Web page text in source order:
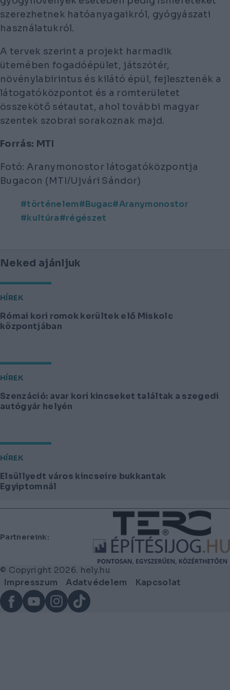
szerezhetnek hatóanyagaikról, gyógyászati
használatukról.
A tervek szerint a projekt harmadik
ütemében fogadóépület, játszótér,
növénylabirintus és kilátó épül, fejlesztenék a
látogatóközpontot és a romterületet
összekötő sétautat, ahol további magyar
szentek szobrai sorakoznak majd.
Forrás: MTI
Fotó: Aranymonostor látogatóközpontja
Bugacon (MTI/Ujvári Sándor)
történelem Bugac
Aranymonostor
kultúra
régészet
Neked ajánljuk
HÍREK
Római kori romok kerültek elő Miskolc
központjában
HÍREK
Szenzáció: avar kori kincseket találtak a szegedi
autógyár helyén
HÍREK
Elsüllyedt város kincseire bukkantak
Egyiptomnál
Lábléc
Partnereink:
© Copyright 2026. hely.hu
Lábléc
menü
Impresszum Adatvédelem
Kapcsolat
FacebookYouTubeInstagram